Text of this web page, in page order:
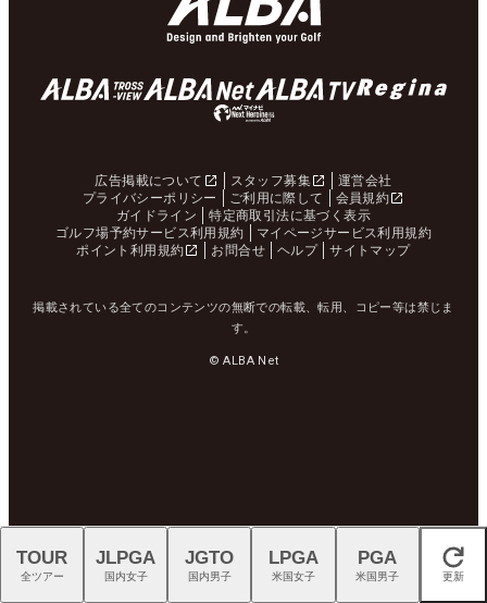
広告掲載について スタッフ募集
運営会社
プライバシーポリシー
ご利用に際して
会員規約
ガイドライン
特定商取引法に基づく表示
ゴルフ場予約サービス利用規約
マイページサービス利用規約
ポイント利用規約
お問合せ ヘルプ サイトマップ
掲載されている全てのコンテンツの無断での転載、転用、コピー等は禁じま
す。
© ALBA Net
閉じる
TOUR
全ツアー
JLPGA
国内女子
JGTO
国内男子
LPGA
米国女子
PGA
米国男子 更新